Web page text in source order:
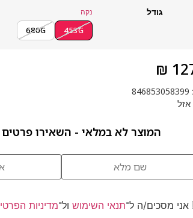
גודל נקה
453G
680G
₪
846853058399
המוצר לא במלאי - השאירו פרטים
אני מסכים/ה ל־תנאי השימוש ול־מדיניות